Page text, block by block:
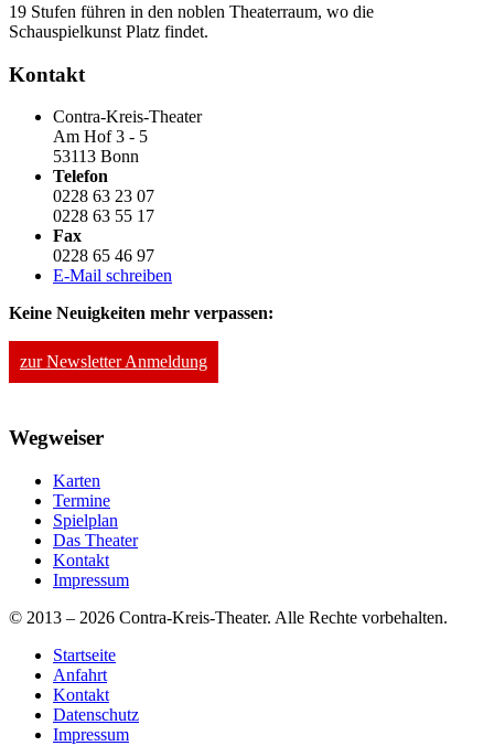
19 Stufen führen in den noblen Theaterraum, wo die
Schauspielkunst Platz findet.
Kontakt
Contra-Kreis-Theater
Am Hof 3 - 5
53113 Bonn
Telefon
0228 63 23 07
0228 63 55 17
Fax
0228 65 46 97
E-Mail schreiben
Keine Neuigkeiten mehr verpassen:
zur Newsletter Anmeldung
Wegweiser
Karten
Termine
Spielplan
Das Theater
Kontakt
Impressum
© 2013 – 2026 Contra-Kreis-Theater. Alle Rechte vorbehalten.
Startseite
Anfahrt
Kontakt
Datenschutz
Impressum